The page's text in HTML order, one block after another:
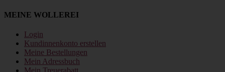
MEINE WOLLEREI
Login
Kundinnenkonto erstellen
Meine Bestellungen
Mein Adressbuch
Mein Treuerabatt